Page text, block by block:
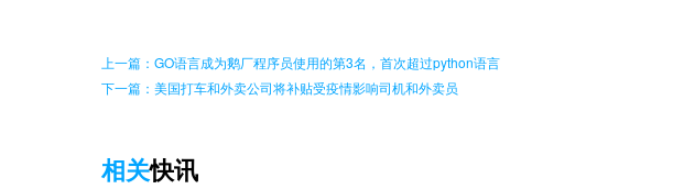
上一篇：GO语言成为鹅厂程序员使用的第3名，首次超过python语言
下一篇：美国打车和外卖公司将补贴受疫情影响司机和外卖员
相关快讯